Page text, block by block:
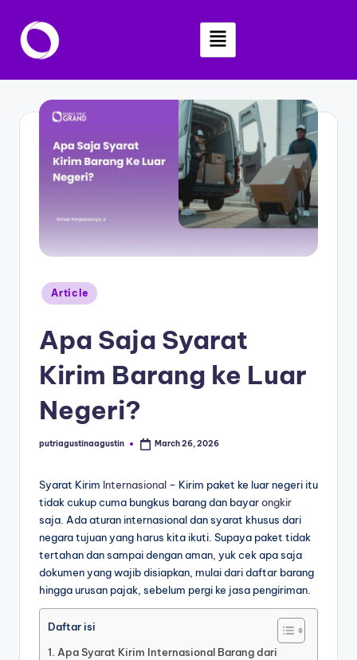
Skip
Article
Apa Saja Syarat
Kirim Barang ke Luar
Negeri?
putriagustinaagustin March 26, 2026
Syarat Kirim Internasional – Kirim paket ke luar negeri itu
tidak cukup cuma bungkus barang dan bayarongkir
saja. Ada aturan internasional dan syarat khusus dari
negara tujuan yang harus kita ikuti. Supaya paket tidak
tertahan dan sampai dengan aman, yuk cek apa saja
dokumen yang wajib disiapkan, mulai dari daftar barang
hingga urusan pajak, sebelum pergi ke jasa pengiriman.
Daftar isi
Apa Syarat Kirim Internasional Barang dari